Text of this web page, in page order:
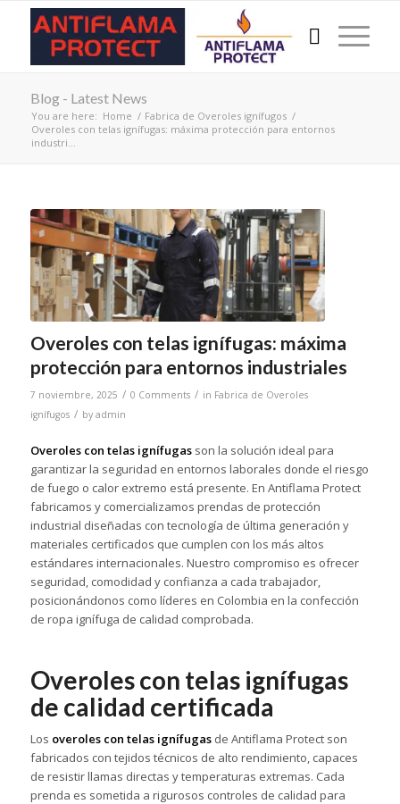
Blog - Latest News
You are here: Home / Fabrica de Overoles ignífugos /
Overoles con telas ignífugas: máxima protección para entornos
industri...
Overoles con telas ignífugas: máxima
protección para entornos industriales
7 noviembre, 2025 / 0 Comments / in Fabrica de Overoles
ignífugos / by admin
Overoles con telas ignífugasson la solución ideal para
garantizar la seguridad en entornos laborales donde el riesgo
de fuego o calor extremo está presente. En Antiflama Protect
fabricamos y comercializamos prendas de protección
industrial diseñadas con tecnología de última generación y
materiales certificados que cumplen con los más altos
estándares internacionales. Nuestro compromiso es ofrecer
seguridad, comodidad y confianza a cada trabajador,
posicionándonos como líderes en Colombia en la confección
de ropa ignífuga de calidad comprobada.
Overoles con telas ignífugas
de calidad certificada
Los overoles con telas ignífugasde Antiflama Protect son
fabricados con tejidos técnicos de alto rendimiento, capaces
de resistir llamas directas y temperaturas extremas. Cada
prenda es sometida a rigurosos controles de calidad para